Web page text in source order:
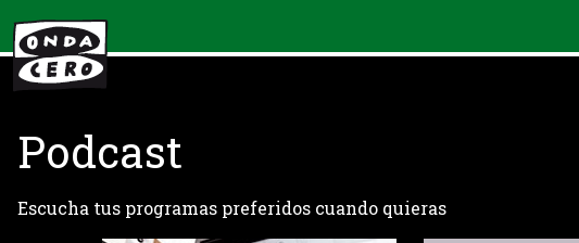
Podcast
Escucha tus programas preferidos cuando quieras